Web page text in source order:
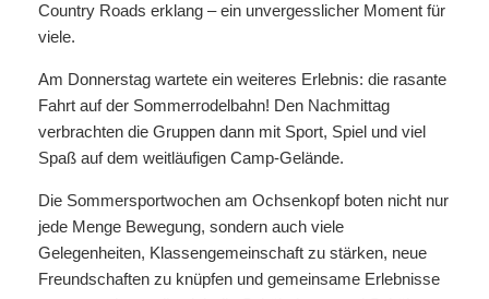
Country Roads erklang – ein unvergesslicher Moment für
viele.
Am Donnerstag wartete ein weiteres Erlebnis: die rasante
Fahrt auf der Sommerrodelbahn! Den Nachmittag
verbrachten die Gruppen dann mit Sport, Spiel und viel
Spaß auf dem weitläufigen Camp-Gelände.
Die Sommersportwochen am Ochsenkopf boten nicht nur
jede Menge Bewegung, sondern auch viele
Gelegenheiten, Klassengemeinschaft zu stärken, neue
Freundschaften zu knüpfen und gemeinsame Erlebnisse